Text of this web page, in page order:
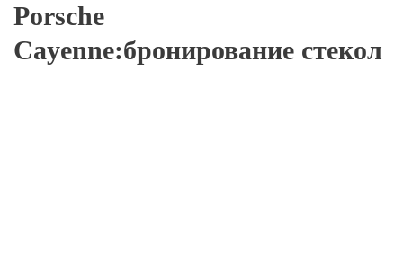
Porsche
Cayenne:бронирование стекол